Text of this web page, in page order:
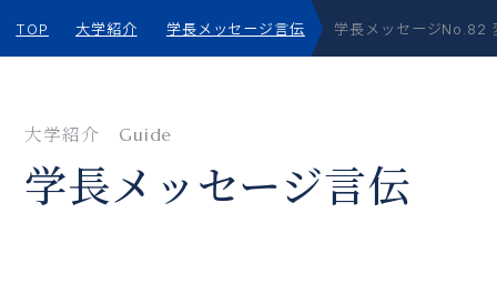
TOP 大学紹介 学長メッセージ言伝 学長メッセージNo.82
大学紹介 Guide
学⻑メッセージ⾔伝